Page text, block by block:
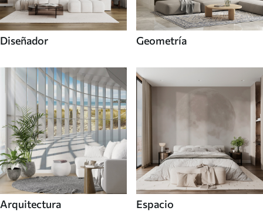
Diseñador Geometría
Arquitectura Espacio